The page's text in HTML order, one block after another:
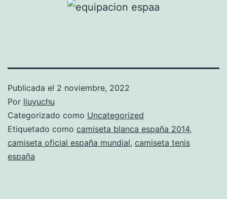
Publicada el 2 noviembre, 2022
Por liuyuchu
Categorizado como Uncategorized
Etiquetado como camiseta blanca españa 2014,
camiseta oficial españa mundial, camiseta tenis
españa